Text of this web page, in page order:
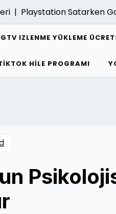
Satarken
IZLENME YÜKLEME
HILE PROGRAMI